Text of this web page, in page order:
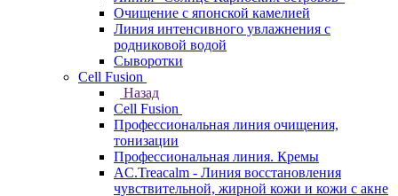
Очищение с японской камелией
Линия интенсивного увлажнения с
родниковой водой
Сыворотки
Cell Fusion
Назад
Cell Fusion
Профессиональная линия очищения,
тонизации
Профессиональная линия. Кремы
AC.Treacalm - Линия восстановления
чувствительной, жирной кожи и кожи с акне